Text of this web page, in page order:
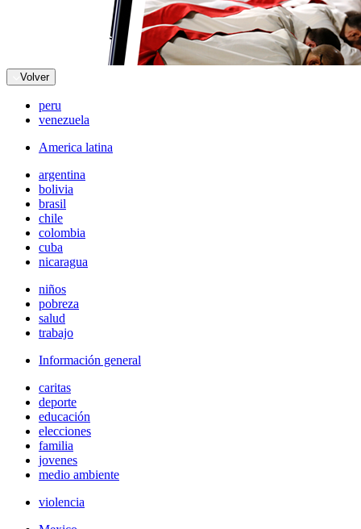
Volver
peru
venezuela
America latina
argentina
bolivia
brasil
chile
colombia
cuba
nicaragua
niños
pobreza
salud
trabajo
Información general
caritas
deporte
educación
elecciones
familia
jovenes
medio ambiente
violencia